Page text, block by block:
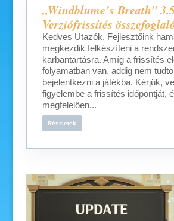
„Windblume’s Breath”
Verziófrissítés
Kedves Utazók, Fejlesztőink
megkezdik felkészíteni a
karbantartásra. Amíg a frissítés
folyamatban van, addig nem
bejelentkezni a játékba. Kérjük,
figyelembe a frissítés időpontját,
megfelelően...
Részletek